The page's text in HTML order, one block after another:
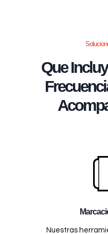
Que
Nuestras